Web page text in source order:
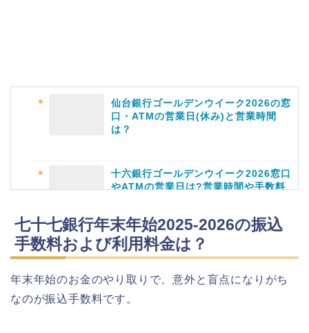
仙台銀行ゴールデンウイーク2026の窓
口・ATMの営業日(休み)と営業時間
は？
十六銀行ゴールデンウイーク2026窓口
やATMの営業日は?営業時間や手数料
業日や休みは?ATM手数料も調査!
七十七銀行年末年始2025-2026の振込
手数料および利用料金は？
年末年始のお金のやり取りで、意外と盲点になりがち
なのが振込手数料です。